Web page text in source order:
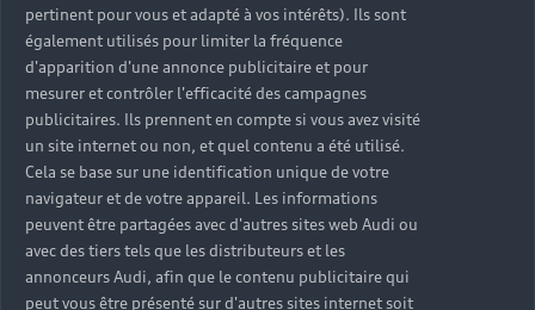
pertinent pour vous et adapté à vos intérêts). Ils sont
également utilisés pour limiter la fréquence
d'apparition d'une annonce publicitaire et pour
mesurer et contrôler l'efficacité des campagnes
publicitaires. Ils prennent en compte si vous avez visité
un site internet ou non, et quel contenu a été utilisé.
Cela se base sur une identification unique de votre
navigateur et de votre appareil. Les informations
peuvent être partagées avec d'autres sites web Audi ou
avec des tiers tels que les distributeurs et les
annonceurs Audi, afin que le contenu publicitaire qui
peut vous être présenté sur d'autres sites internet soit